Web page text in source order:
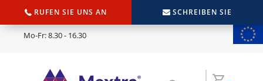
RUFEN SIE UNS AN SCHREIBEN SIE
Mo-Fr: 8.30 - 16.30